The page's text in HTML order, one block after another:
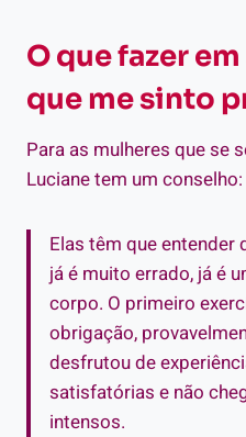
O que fazer
que me sinto
Para as mulheres que se
Luciane tem um conselho:
Elas têm que entender
já é muito errado, já é
corpo. O primeiro
obrigação,
desfrutou de
satisfatórias e não
intensos.